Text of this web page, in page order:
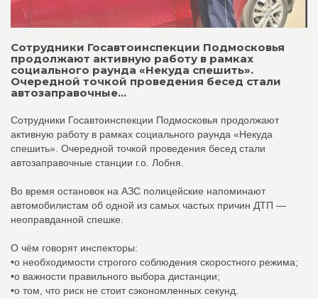
Сотрудники Госавтоинспекции Подмосковья
продолжают активную работу в рамках
социального раунда «Некуда спешить».
Очередной точкой проведения бесед стали
автозаправочные...
Сотрудники Госавтоинспекции Подмосковья продолжают
активную работу в рамках социального раунда «Некуда
спешить». Очередной точкой проведения бесед стали
автозаправочные станции г.о. Лобня.
Во время остановок на АЗС полицейские напоминают
автомобилистам об одной из самых частых причин ДТП —
неоправданной спешке.
О чём говорят инспекторы:
•о необходимости строгого соблюдения скоростного режима;
•о важности правильного выбора дистанции;
•о том, что риск не стоит сэкономленных секунд.